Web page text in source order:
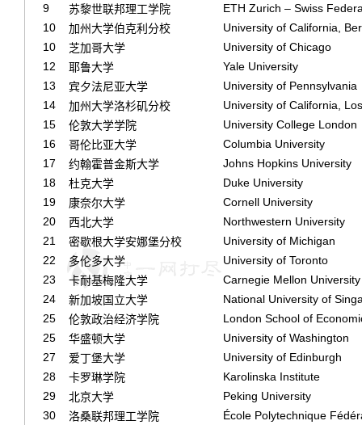
9
苏黎世联邦理工学院
ETH Zurich – Swiss
10
加州大学伯克利分校
University of California,
10
芝加哥大学
University of Chicago
12
耶鲁大学
Yale University
13
宾夕法尼亚大学
University of Pennsylvania
14
加州大学洛杉矶分校
University of California,
15
伦敦大学学院
University College London
16
哥伦比亚大学
Columbia University
17
约翰霍普金斯大学
Johns Hopkins University
18
杜克大学
Duke University
19
康奈尔大学
Cornell University
20
西北大学
Northwestern University
21
密歇根大学安娜堡分校
University of Michigan
22
多伦多大学
University of Toronto
23
卡耐基梅隆大学
Carnegie Mellon University
24
新加坡国立大学
National University of
25
伦敦政治经济学院
London School of
25
华盛顿大学
University of Washington
27
爱丁堡大学
University of Edinburgh
28
卡罗琳学院
Karolinska Institute
29
北京大学
Peking University
30
洛桑联邦理工学院
École Polytechnique